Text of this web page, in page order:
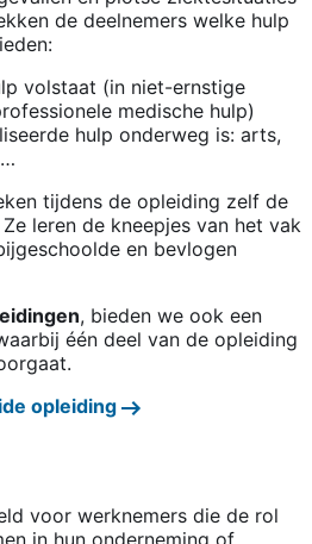
de deelnemers welke hulp
volstaat (in niet-ernstige
medische hulp)
hulp onderweg is: arts,
tijdens de opleiding zelf de
leren de kneepjes van het vak
en bevlogen
, bieden we ook een
één deel van de opleiding
opleiding
voor werknemers die de rol